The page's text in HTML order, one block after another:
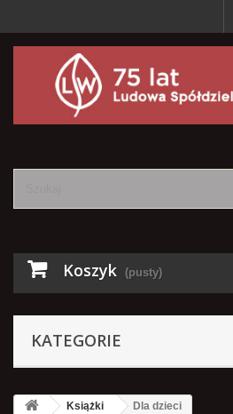
Koszyk (pusty)
KATEGORIE
Książki Dla dzieci